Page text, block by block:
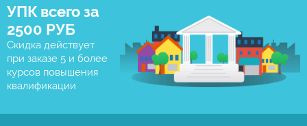
УПК всего за
2500 РУБ
Скидка действует
при заказе 5 и более
курсов повышения
квалификации